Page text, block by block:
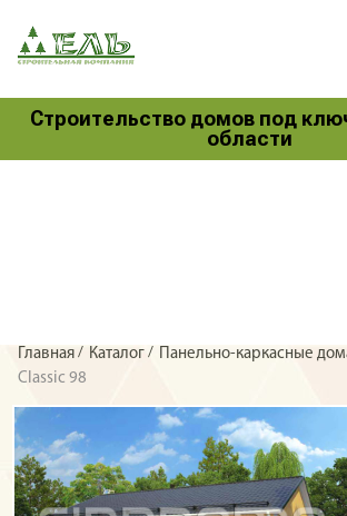
Строительство домов под
области
Главная/ Каталог/ Панельно-каркасные
Classic 98